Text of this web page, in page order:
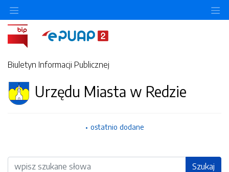
Biuletyn Informacji Publicznej
Urzędu Miasta w Redzie
ostatnio dodane
Wyszukiwarka Szukaj